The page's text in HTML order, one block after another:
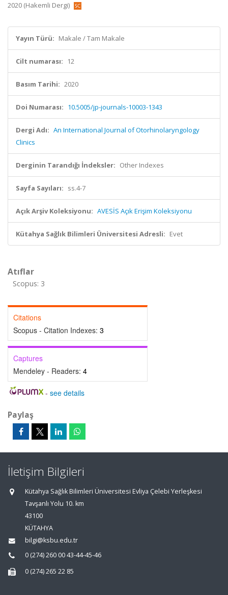
2020 (Hakemli Dergi)
Yayın Türü: Makale / Tam Makale
Cilt numarası: 12
Basım Tarihi: 2020
Doi Numarası: 10.5005/jp-journals-10003-1343
Dergi Adı: An International Journal of Otorhinolaryngology
Clinics
Derginin Tarandığı İndeksler: Other Indexes
Sayfa Sayıları: ss.4-7
Açık Arşiv Koleksiyonu: AVESİS Açık Erişim Koleksiyonu
Kütahya Sağlık Bilimleri Üniversitesi Adresli: Evet
Atıflar
Scopus: 3
Citations
Scopus - Citation Indexes: 3
Captures
Mendeley - Readers: 4
- see details
Paylaş
İletişim Bilgileri
Kütahya Sağlık Bilimleri Üniversitesi Evliya Çelebi Yerleşkesi
Tavşanlı Yolu 10. km
43100
KÜTAHYA
bilgi@ksbu.edu.tr
0 (274) 260 00 43-44-45-46
0 (274) 265 22 85